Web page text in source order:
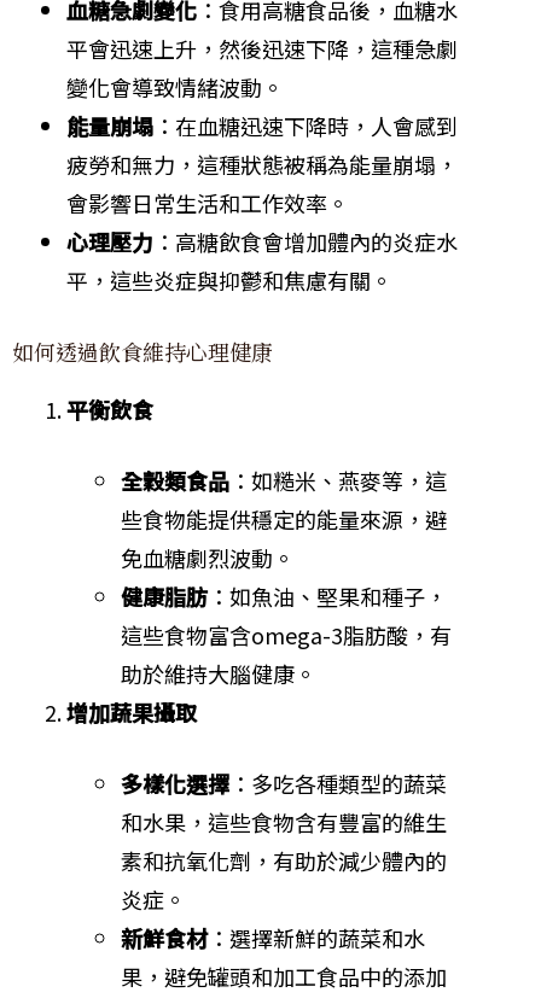
血糖急劇變化 ：食用高糖食品後，血糖水
平會迅速上升，然後迅速下降，這種急劇
變化會導致情緒波動。
能量崩塌 ：在血糖迅速下降時，人會感到
疲勞和無力，這種狀態被稱為能量崩塌，
會影響日常生活和工作效率。
心理壓力 ：高糖飲食會增加體內的炎症水
平，這些炎症與抑鬱和焦慮有關。
如何透過飲食維持心理健康
平衡飲食
全穀類食品 ：如糙米、燕麥等，這
些食物能提供穩定的能量來源，避
免血糖劇烈波動。
健康脂肪：如魚油、堅果和種子，
這些食物富含omega-3脂肪酸，有
助於維持大腦健康。
增加蔬果攝取
多樣化選擇 ：多吃各種類型的蔬菜
和水果，這些食物含有豐富的維生
素和抗氧化劑，有助於減少體內的
炎症。
新鮮食材：選擇新鮮的蔬菜和水
果，避免罐頭和加工食品中的添加